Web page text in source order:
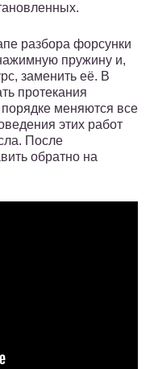
разбора форсунки
пружину и,
заменить её. В
протекания
меняются все
этих работ
После
обратно на